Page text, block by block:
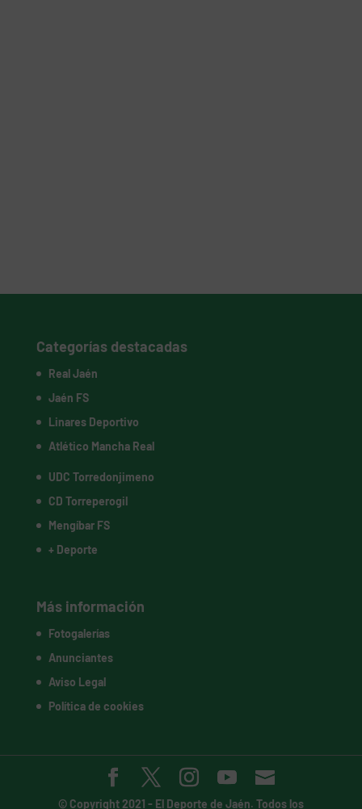
Categorías destacadas
Real Jaén
Jaén FS
Linares Deportivo
Atlético Mancha Real
UDC Torredonjimeno
CD Torreperogil
Mengíbar FS
+ Deporte
Más información
Fotogalerías
Anunciantes
Aviso Legal
Política de cookies
© Copyright 2021 - El Deporte de Jaén. Todos los